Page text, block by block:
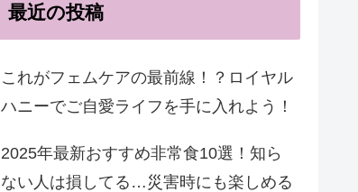
最近の投稿
これがフェムケアの最前線！？ロイヤル
ハニーでご自愛ライフを手に入れよう！
2025年最新おすすめ非常食10選！知ら
ない人は損してる…災害時にも楽しめる